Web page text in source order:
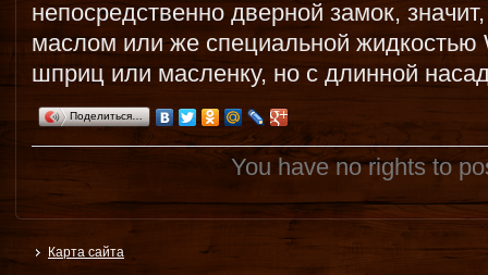
непосредственно дверной замок,
маслом или же специальной
шприц или масленку, но с длинной
Поделиться…
You have no rights to
Карта сайта